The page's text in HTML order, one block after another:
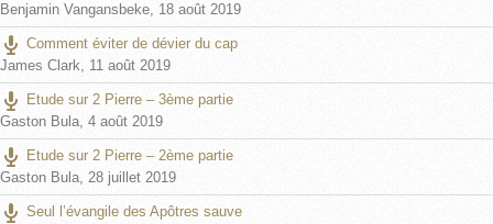
Benjamin Vangansbeke, 18 août 2019
Comment éviter de dévier du cap
James Clark, 11 août 2019
Etude sur 2 Pierre – 3ème partie
Gaston Bula, 4 août 2019
Etude sur 2 Pierre – 2ème partie
Gaston Bula, 28 juillet 2019
Seul l’évangile des Apôtres sauve